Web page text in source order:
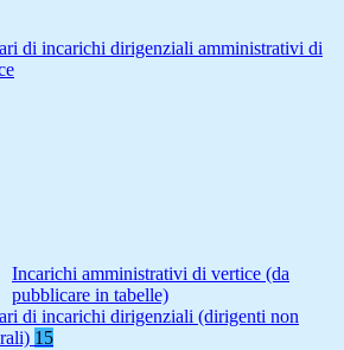
di incarichi dirigenziali amministrativi di
Incarichi amministrativi di vertice (da
pubblicare in tabelle)
di incarichi dirigenziali (dirigenti non
15